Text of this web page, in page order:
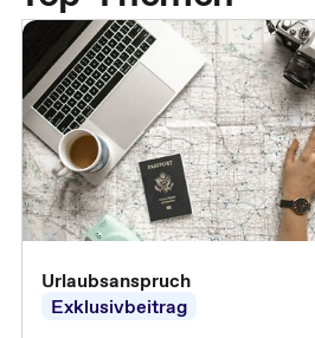
Urlaubsanspruch
Exklusivbeitrag